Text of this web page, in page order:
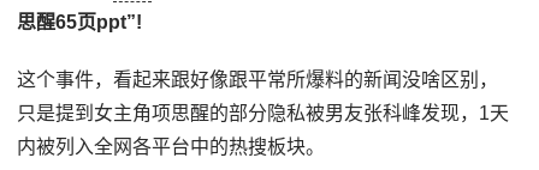
思醒65页ppt”!
这个事件，看起来跟好像跟平常所爆料的新闻没啥区别，
只是提到女主角项思醒的部分隐私被男友张科峰发现，1天
内被列入全网各平台中的热搜板块。